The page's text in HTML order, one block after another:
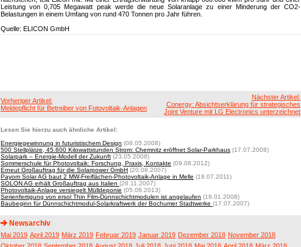
Leistung von 0,705 Megawatt peak werde die neue Solaranlage zu einer Minderung der CO2-
Belastungen in einem Umfang von rund 470 Tonnen pro Jahr führen.
Quelle: ELICON GmbH
Vorheriger Artikel:
Meldepflicht für Betreiber von Fotovoltaik-Anlagen
Nächster Artikel:
Conergy: Absichtserklärung für strategisches
Joint Venture mit LG Electronics unterzeichnet
Lesen Sie hierzu auch ähnliche Artikel:
Energiegewinnung in futuristischem Design (08.05.2008)
500 Stellplätze, 45.600 Kilowattstunden Strom: Chemnitz eröffnet Solar-Parkhaus (17.07.2008)
Solarpark – Energie-Modell der Zukunft (23.05.2008)
Sommerschule für Photovoltaik: Forschung, Praxis, Kontakte (09.08.2012)
Erneut Großauftrag für die Solarpower GmbH (20.08.2007)
Payom Solar AG baut 2 MW-Freiflächen-Photovoltaik-Anlage in Melle (18.07.2011)
SOLON AG erhält Großauftrag aus Italien (26.11.2007)
Photovoltaik-Anlage versiegelt Mülldeponie (05.08.2013)
Serienfertigung von ersol Thin Film-Dünnschichtmodulen ist angelaufen (18.01.2008)
Baubeginn für Dünnschichtmodul-Solarkraftwerk der Bochumer Stadtwerke (17.07.2007)
Newsarchiv
Mai 2019 April 2019 März 2019 Februar 2019 Januar 2019 Dezember 2018 November 2018